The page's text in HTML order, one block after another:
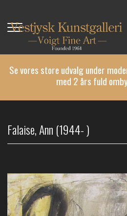
hovedindhold
Se vores store udvalg under
med 2 års fuld
Falaise, Ann (1944- )